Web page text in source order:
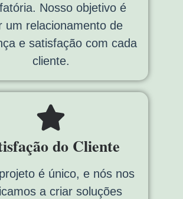
Nosso objetivo é
um relacionamento de
e satisfação com cada
cliente.
do Cliente
é único, e nós nos
a criar soluções